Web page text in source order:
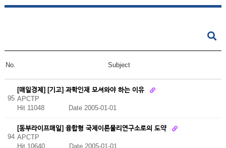
No. Subject
95
[매일경제] [기고] 과학인재 모셔와야 하는 이유
APCTP
Hit 11048
Date 2005-01-01
94
[동부라이프매일] 융합형 국제이론물리연구소로의 도약
APCTP
Hit 10640
Date 2005-01-01